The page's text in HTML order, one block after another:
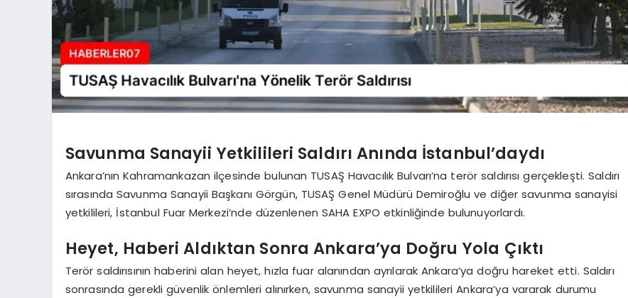
Savunma Sanayii Yetkilileri Saldırı Anında İstanbul’daydı
Ankara’nın Kahramankazan ilçesinde bulunan TUSAŞ Havacılık Bulvarı’na terör saldırısı gerçekleşti. Saldırı
sırasında Savunma Sanayii Başkanı Görgün, TUSAŞ Genel Müdürü Demiroğlu ve diğer savunma sanayisi
yetkilileri, İstanbul Fuar Merkezi’nde düzenlenen SAHA EXPO etkinliğinde bulunuyorlardı.
Heyet, Haberi Aldıktan Sonra Ankara’ya Doğru Yola Çıktı
Terör saldırısının haberini alan heyet, hızla fuar alanından ayrılarak Ankara’ya doğru hareket etti. Saldırı
sonrasında gerekli güvenlik önlemleri alınırken, savunma sanayii yetkilileri Ankara’ya vararak durumu